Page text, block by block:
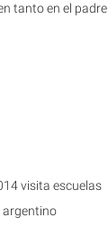
tanto en el padre
visita escuelas
argentino